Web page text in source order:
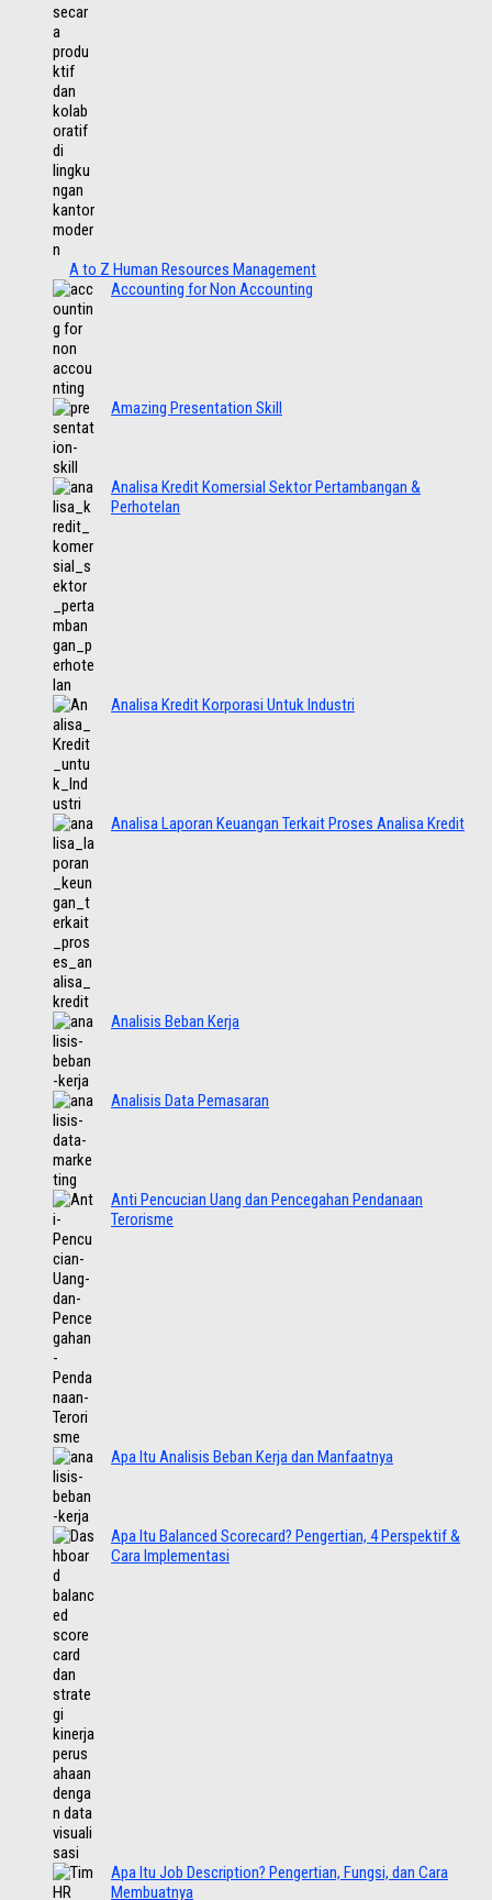
A to Z Human Resources Management
Accounting for Non Accounting
Amazing Presentation Skill
Analisa Kredit Komersial Sektor Pertambangan &
Perhotelan
Analisa Kredit Korporasi Untuk Industri
Analisa Laporan Keuangan Terkait Proses Analisa Kredit
Analisis Beban Kerja
Analisis Data Pemasaran
Anti Pencucian Uang dan Pencegahan Pendanaan
Terorisme
Apa Itu Analisis Beban Kerja dan Manfaatnya
Apa Itu Balanced Scorecard? Pengertian, 4 Perspektif &
Cara Implementasi
Apa Itu Job Description? Pengertian, Fungsi, dan Cara
Membuatnya